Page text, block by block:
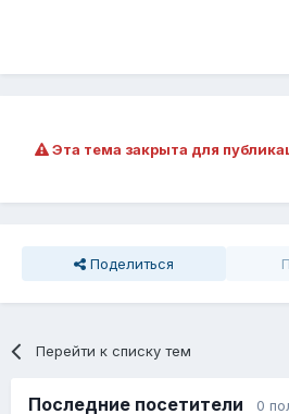
Эта тема закрыта для
Поделиться
Перейти к списку тем
Последние посетители 0